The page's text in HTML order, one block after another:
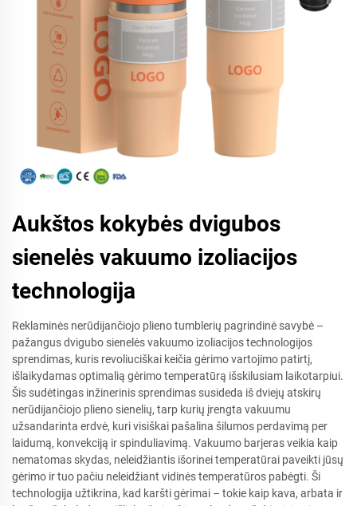
Aukštos kokybės dvigubos
sienelės vakuumo izoliacijos
technologija
Reklaminės nerūdijančiojo plieno tumblerių pagrindinė savybė –
pažangus dvigubo sienelės vakuumo izoliacijos technologijos
sprendimas, kuris revoliuciškai keičia gėrimo vartojimo patirtį,
išlaikydamas optimalią gėrimo temperatūrą išskilusiam laikotarpiui.
Šis sudėtingas inžinerinis sprendimas susideda iš dviejų atskirų
nerūdijančiojo plieno sienelių, tarp kurių įrengta vakuumu
užsandarinta erdvė, kuri visiškai pašalina šilumos perdavimą per
laidumą, konvekciją ir spinduliavimą. Vakuumo barjeras veikia kaip
nematomas skydas, neleidžiantis išorinei temperatūrai paveikti jūsų
gėrimo ir tuo pačiu neleidžiant vidinės temperatūros pabėgti. Ši
technologija užtikrina, kad karšti gėrimai – tokie kaip kava, arbata ir